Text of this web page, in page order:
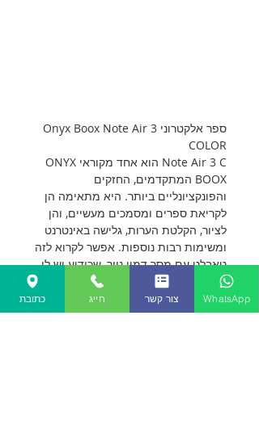
ספר אלקטרוני Onyx Boox Note Air 3
COLOR
Note Air 3 C הוא אחד מקוראי ONYX
BOOX המתקדמים, החזקים
והפונקציונליים ביותר. היא מתאימה הן
לקריאת ספרים ומסמכים מעשיים, והן
לציור, הקלטת הערות, גלישה באינטרנט
ומשימות רבות נוספות. אפשר לקרוא לזה
טאבלט עם מסך דמוי נייר, שכידוע יש לו
גם פלוסים וגם מינוסים: הוא מספק
נוחות קריאה מקסימלית, אבל בגלל זמן
התגובה הארוך הוא לא מתאים לעבודה
כתובת חייג צור קשר WhatsApp